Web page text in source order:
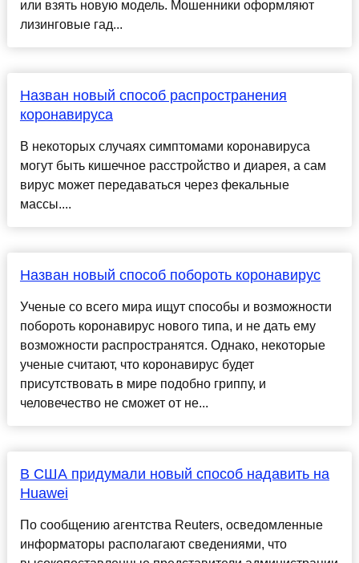
или взять новую модель. Мошенники оформляют
лизинговые гад...
Назван новый способ распространения
коронавируса
В некоторых случаях симптомами коронавируса
могут быть кишечное расстройство и диарея, а сам
вирус может передаваться через фекальные
массы....
Назван новый способ побороть коронавирус
Ученые со всего мира ищут способы и возможности
побороть коронавирус нового типа, и не дать ему
возможности распространятся. Однако, некоторые
ученые считают, что коронавирус будет
присутствовать в мире подобно гриппу, и
человечество не сможет от не...
В США придумали новый способ надавить на
Huawei
По сообщению агентства Reuters, осведомленные
информаторы располагают сведениями, что